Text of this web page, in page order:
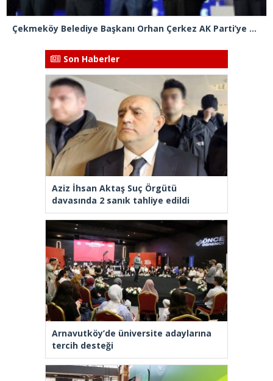
Çekmeköy Belediye Başkanı Orhan Çerkez AK Parti’ye katıldı
Son Haberler
Aziz İhsan Aktaş Suç Örgütü
davasında 2 sanık tahliye edildi
Arnavutköy’de üniversite adaylarına
tercih desteği